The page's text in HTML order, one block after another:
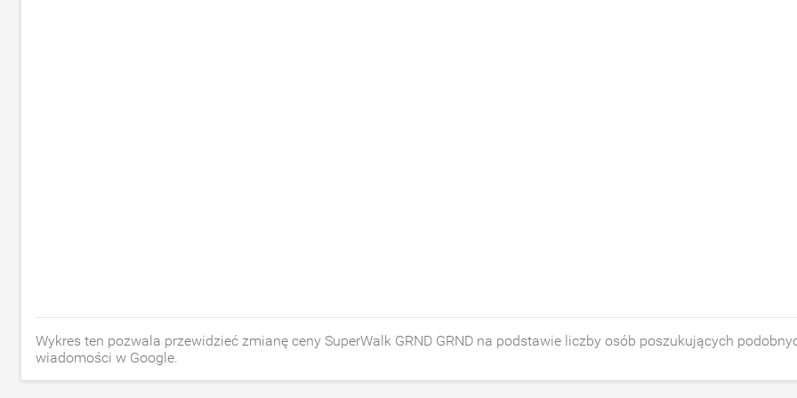
Wykres ten pozwala przewidzieć zmianę ceny SuperWalk GRND GRND na podstawie liczby osób poszukujących
wiadomości w Google.